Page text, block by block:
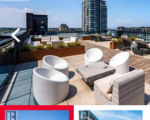
Previous